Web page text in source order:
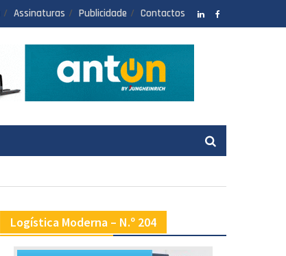
Assinaturas Publicidade Contactos
Logística Moderna – N.º 204